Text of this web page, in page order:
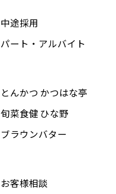
中途採用
パート・アルバイト
とんかつ かつはな亭
旬菜食健 ひな野
ブラウンバター
お客様相談